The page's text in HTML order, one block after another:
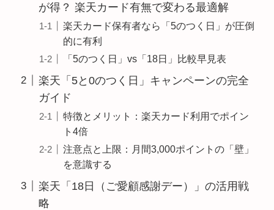
が得？ 楽天カード有無で変わる最適解
楽天カード保有者なら「5のつく日」が圧倒
的に有利
「5のつく日」vs「18日」比較早見表
楽天「5と0のつく日」キャンペーンの完全
ガイド
特徴とメリット：楽天カード利用でポイン
ト4倍
注意点と上限：月間3,000ポイントの「壁」
を意識する
楽天「18日（ご愛顧感謝デー）」の活用戦
略